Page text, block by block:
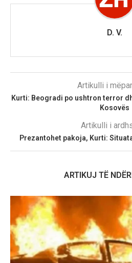
D. V.
Artikulli i
Kurti: Beogradi po ushtron terror
Kosovës
Artikulli i
Prezantohet pakoja, Kurti:
ARTIKUJ TË